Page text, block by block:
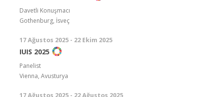
Davetli Konuşmacı
Gothenburg, İsveç
17 Ağustos 2025 - 22 Ekim 2025
IUIS 2025
Panelist
Vienna, Avusturya
17 Ağustos 2025 - 22 Ağustos 2025